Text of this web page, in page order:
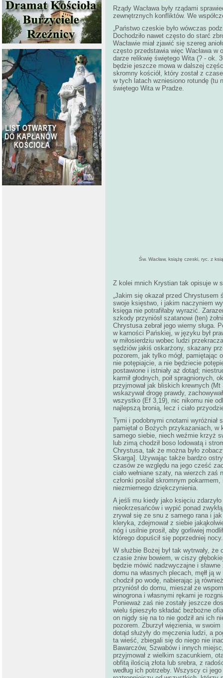
Rządy Wacława były rządami
zewnętrznych konfliktów. We
„Państwo czeskie było wówczas
Dochodziło nawet często do starć
Wacławie miał zjawić się szereg
często przedstawia więc Wacława w
darze relikwię świętego Wita (? - ok.
będzie jeszcze mowa w dalszej
skromny kościół, który został z
w tych latach wzniesiono rotundę (tu
świętego Wita w Pradze.
Św. Wacław, książę czeski, ryc. z
Z kolei mnich Krystian tak opisuje w
„Jakim się okazał przed Chrystusem
swoje księstwo, i jakim naczyniem
księga nie potrafiłaby wyrazić.
szkody przyniósł szatanowi (ten)
Chrystusa zebrał jego wierny sługa.
w karności Pańskiej, w języku był
w miłosierdziu wobec ludzi
sędziów jakiś oskarżony, skazany
pozorem, jak tylko mógł, pamiętając
nie potępiajcie, a nie będziecie
postawione i istniały aż dotąd;
karmił głodnych, poił spragnionych,
przyjmował jak bliskich krewnych
wskazywał drogę prawdy,
wszystko (Ef 3,19), nic nikomu nie
najlepszą bronią, lecz i ciało
Tymi i podobnymi cnotami wyróżniał
pamiętał o Bożych przykazaniach,
samego siebie, niech weźmie krzyż
lub zimą chodził boso lodowatą i
Chrystusa, tak że można było
Skarga]. Używając także bardzo
czasów ze względu na jego cześć
ciało wełniane szaty, na wierzch
członki posilał skromnym
niezmiernego dziękczynienia.
A jeśli mu kiedy jako księciu
nieokrzesańców i wypić ponad
zrywał się ze snu z samego rana i
kleryka, zdejmował z siebie
nóg i usilnie prosił, aby gorliwiej
którego dopuścił się poprzedniej nocy.
W służbie Bożej był tak wytrwały,
czasie żniw bowiem, w ciszy
będzie mówić nadzwyczajne i
domu na własnych plecach, męłł ją
chodził po wodę, nabierając ją
przyniósł do domu, mieszał ze
winogrona i własnymi rękami je
Ponieważ zaś nie zostały jeszcze
wielu śpieszyło składać bezbożne
on nigdy się na to nie godził ani ich
pozorem. Zburzył więzienia, w
dotąd służyły do męczenia ludzi, a
ta wieść, zbiegali się do niego nie
Bawarczów, Szwabów i innych
przyjmował z wielkim szacunkiem,
obfitą ilością złota lub srebra, z
według ich potrzeby. Wszyscy ci